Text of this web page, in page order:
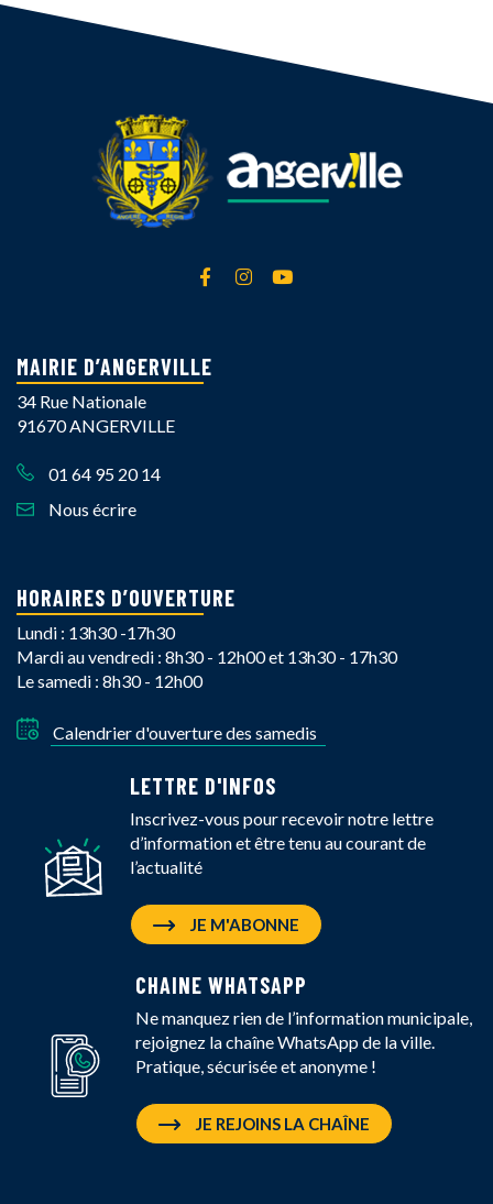
Lien vers le compte Facebook
Lien vers le compte
MAIRIE D’ANGERVILLE
34 Rue Nationale
91670 ANGERVILLE
01 64 95 20 14
Nous écrire
HORAIRES D’OUVERTURE
Lundi : 13h30 -17h30
Mardi au vendredi : 8h30 - 12h00 et 13h30 - 17h30
Le samedi : 8h30 - 12h00
Calendrier d'ouverture des samedis
LETTRE D'INFOS
Inscrivez-vous pour recevoir notre lettre
d’information et être tenu au courant de
l’actualité
JE M'ABONNE
CHAINE WHATSAPP
Ne manquez rien de l’information municipale,
rejoignez la chaîne WhatsApp de la ville.
Pratique, sécurisée et anonyme !
JE REJOINS LA CHAÎNE